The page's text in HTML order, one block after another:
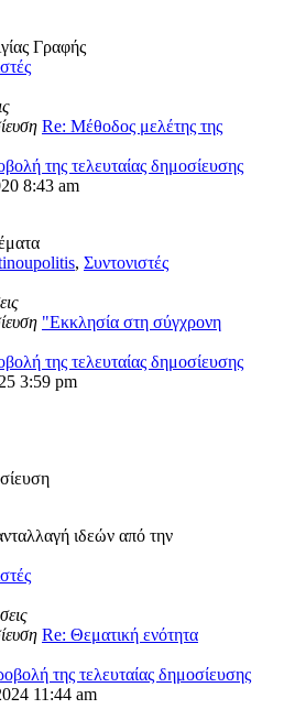
Γραφής
Re: Μέθοδος μελέτης της
της τελευταίας δημοσίευσης
8:43 am
, Συντονιστές
"Εκκλησία στη σύγχρονη
της τελευταίας δημοσίευσης
3:59 pm
ιδεών από την
Re: Θεματική ενότητα
της τελευταίας δημοσίευσης
11:44 am